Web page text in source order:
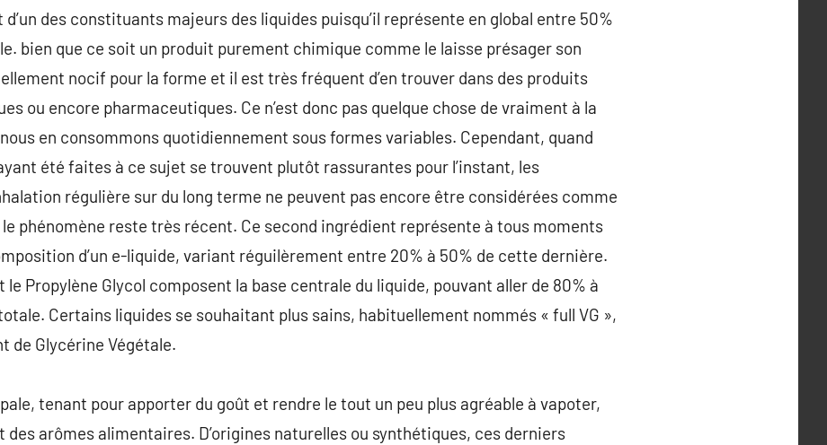
d’un des constituants majeurs des liquides puisqu’il représente en global entre 50%
bien que ce soit un produit purement chimique comme le laisse présager son
nocif pour la forme et il est très fréquent d’en trouver dans des produits
ou encore pharmaceutiques. Ce n’est donc pas quelque chose de vraiment à la
en consommons quotidiennement sous formes variables. Cependant, quand
été faites à ce sujet se trouvent plutôt rassurantes pour l’instant, les
régulière sur du long terme ne peuvent pas encore être considérées comme
phénomène reste très récent. Ce second ingrédient représente à tous moments
d’un e-liquide, variant réguilèrement entre 20% à 50% de cette dernière.
le Propylène Glycol composent la base centrale du liquide, pouvant aller de 80% à
Certains liquides se souhaitant plus sains, habituellement nommés « full VG »,
de Glycérine Végétale.
tenant pour apporter du goût et rendre le tout un peu plus agréable à vapoter,
arômes alimentaires. D’origines naturelles ou synthétiques, ces derniers